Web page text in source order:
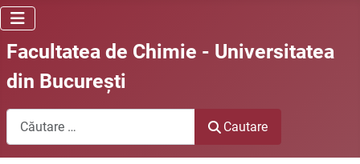
Facultatea de Chimie - Universitatea
din Bucureşti
Cautare
Cautare